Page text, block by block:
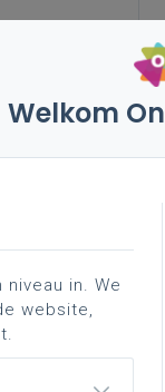
Welkom
in. We
website,